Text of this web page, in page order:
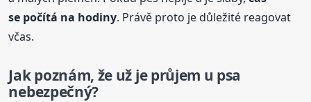
se počítá na hodiny. Právě proto je důležité reagovat
včas.
Jak poznám, že už je průjem u psa
nebezpečný?